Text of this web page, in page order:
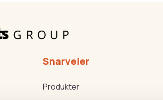
Snarveier
Produkter